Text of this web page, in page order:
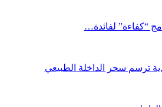
“كفاءة” لفائدة…
ترسم سحر الداخلة الطبيعي